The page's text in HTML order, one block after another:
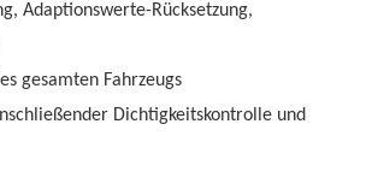
Adaptionswerte-Rücksetzung,
gesamten Fahrzeugs
Dichtigkeitskontrolle und